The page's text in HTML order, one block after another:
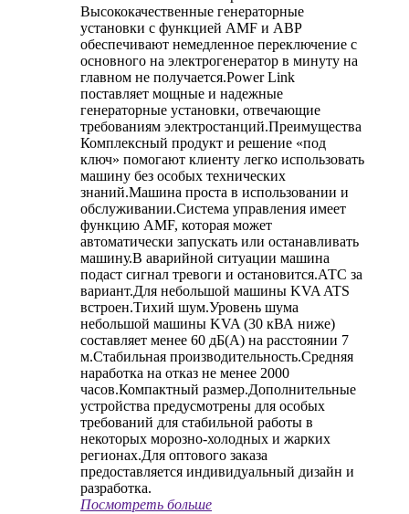
Высококачественные генераторные
установки с функцией AMF и АВР
обеспечивают немедленное переключение с
основного на электрогенератор в минуту на
главном не получается.Power Link
поставляет мощные и надежные
генераторные установки, отвечающие
требованиям электростанций.Преимущества
Комплексный продукт и решение «под
ключ» помогают клиенту легко использовать
машину без особых технических
знаний.Машина проста в использовании и
обслуживании.Система управления имеет
функцию AMF, которая может
автоматически запускать или останавливать
машину.В аварийной ситуации машина
подаст сигнал тревоги и остановится.АТС за
вариант.Для небольшой машины KVA ATS
встроен.Тихий шум.Уровень шума
небольшой машины KVA (30 кВА ниже)
составляет менее 60 дБ(А) на расстоянии 7
м.Стабильная производительность.Средняя
наработка на отказ не менее 2000
часов.Компактный размер.Дополнительные
устройства предусмотрены для особых
требований для стабильной работы в
некоторых морозно-холодных и жарких
регионах.Для оптового заказа
предоставляется индивидуальный дизайн и
разработка.
Посмотреть больше